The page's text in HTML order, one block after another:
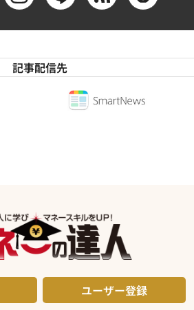
記事配信先
ユーザー登録